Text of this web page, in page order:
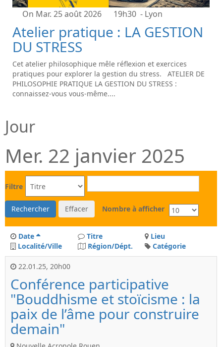
On Mar. 25 août 2026 19h30 - Lyon
Atelier pratique : LA GESTION
DU STRESS
Cet atelier philosophique mêle réflexion et exercices
pratiques pour explorer la gestion du stress. ATELIER DE
PHILOSOPHIE PRATIQUE LA GESTION DU STRESS :
connaissez-vous vous-même....
Jour
Mer. 22 janvier 2025
Filtre
Rechercher Effacer Nombre à afficher
Date Titre
Lieu
Localité/Ville
Région/Dépt. Catégorie
22.01.25, 20h00
Conférence participative
"Bouddhisme et stoïcisme : la
paix de l’âme pour construire
demain"